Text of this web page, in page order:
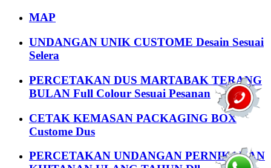
MAP
UNDANGAN UNIK CUSTOME Desain Sesuai
Selera
PERCETAKAN DUS MARTABAK TERANG
BULAN Full Colour Sesuai Pesanan
CETAK KEMASAN PACKAGING BOX
Custome Dus
PERCETAKAN UNDANGAN PERNIKAHAN